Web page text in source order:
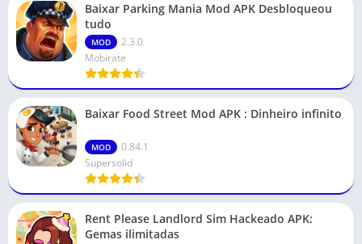
Baixar Parking Mania Mod APK Desbloqueou
tudo
MOD
2.3.0
Mobirate
Baixar Food Street Mod APK : Dinheiro infinito
MOD
0.84.1
Supersolid
Rent Please Landlord Sim Hackeado APK:
Gemas ilimitadas